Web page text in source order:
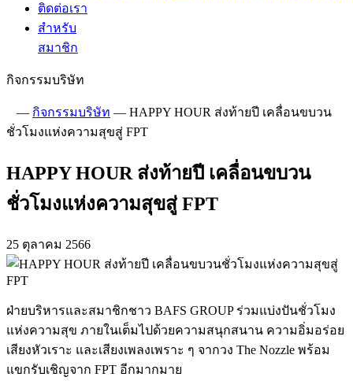
ติดต่อเรา
สำหรับ
สมาชิก
กิจกรรมบริษัท
— กิจกรรมบริษัท — HAPPY HOUR ส่งท้ายปี เคลื่อนขบวน
ชั่วโมงแห่งความสุขสู่ FPT
HAPPY HOUR ส่งท้ายปี เคลื่อนขบวน
ชั่วโมงแห่งความสุขสู่ FPT
25 ตุลาคม 2566
ฝ่ายบริหารและสมาชิกชาว BAFS GROUP ร่วมแบ่งปันชั่วโมง
แห่งความสุข ภายในเต็มไปด้วยความสนุกสนาน ความอิ่มอร่อย
เสียงหัวเราะ และเสียงเพลงเพราะ ๆ จากวง The Nozzle พร้อม
แขกรับเชิญจาก FPT อีกมากมาย